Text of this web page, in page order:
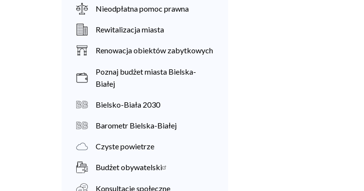
Nieodpłatna pomoc prawna
Rewitalizacja miasta
Renowacja obiektów zabytkowych
Poznaj budżet miasta Bielska-
Białej
Bielsko-Biała 2030
Barometr Bielska-Białej
Czyste powietrze
Budżet obywatelski
Konsultacje społeczne